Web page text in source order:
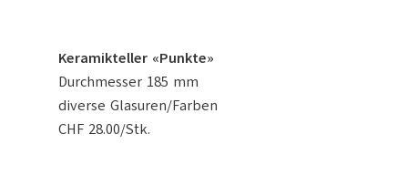
Keramikteller «Punkte»
Durchmesser 185 mm
diverse Glasuren/Farben
CHF 28.00/Stk.